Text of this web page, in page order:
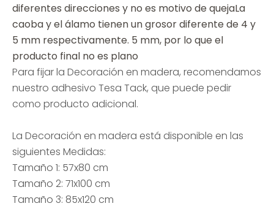
diferentes direcciones y no es motivo de quejaLa
caoba y el álamo tienen un grosor diferente de 4 y
5 mm respectivamente. 5 mm, por lo que el
producto final no es plano
Para fijar la Decoración en madera, recomendamos
nuestro adhesivo Tesa Tack, que puede pedir
como producto adicional.
La Decoración en madera está disponible en las
siguientes Medidas:
Tamaño 1: 57x80 cm
Tamaño 2: 71x100 cm
Tamaño 3: 85x120 cm